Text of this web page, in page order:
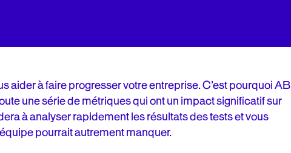
aider à faire progresser votre entreprise. C’est pourquoi AB
une série de métriques qui ont un impact significatif sur
à analyser rapidement les résultats des tests et vous
pourrait autrement manquer.